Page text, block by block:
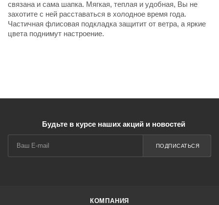
связана и сама шапка. Мягкая, теплая и удобная, Вы не
захотите с ней расставаться в холодное время года.
Частичная флисовая подкладка защитит от ветра, а яркие
цвета поднимут настроение.
Будьте в курсе наших акций и новостей
ПОДПИСАТЬСЯ
КОМПАНИЯ